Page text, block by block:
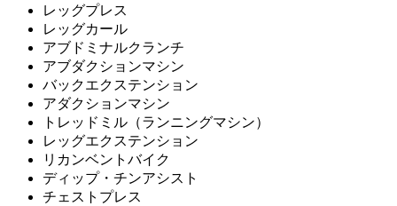
レッグプレス
レッグカール
アブドミナルクランチ
アブダクションマシン
バックエクステンション
アダクションマシン
トレッドミル（ランニングマシン）
レッグエクステンション
リカンベントバイク
ディップ・チンアシスト
チェストプレス